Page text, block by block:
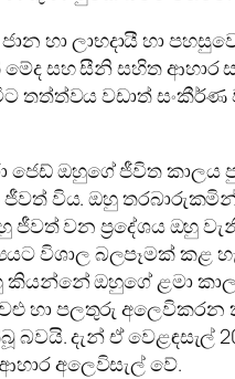
හා ලාභදායී හා
මේද සහ සීනි සහිත ආහාර
තත්ත්වය වඩාත්
ජෙඩ් ඔහුගේ ජීවිත කාලය
විය. ඔහු තරබාරුකමින්
ජීවත් වන ප්‍රදේශය ඔහු
විශාල බලපෑමක් කළ
කියන්නේ ඔහුගේ ළමා
හා පලතුරු අලෙවිකරන
බවයි. දැන් ඒ වෙළඳසැල්
අලෙවිසැල් වේ.